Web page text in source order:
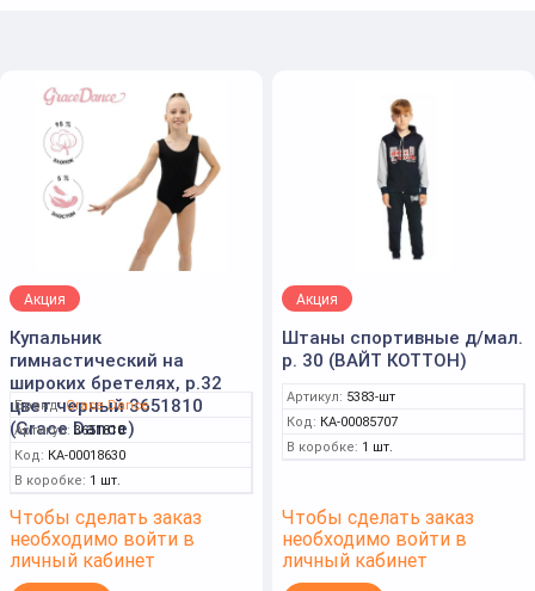
Акция
Купальник
гимнастический на
широких бретелях, р.32
цвет черный 3651810
(Grace Dance)
Бренд: Grace Dance
Артикул: 3651810
Код: КА-00018630
В коробке: 1 шт.
Чтобы сделать заказ
необходимо войти в
личный кабинет
Акция
Штаны спортивные д/мал.
р. 30 (ВАЙТ КОТТОН)
Артикул: 5383-шт
Код: КА-00085707
В коробке: 1 шт.
Чтобы сделать заказ
необходимо войти в
личный кабинет